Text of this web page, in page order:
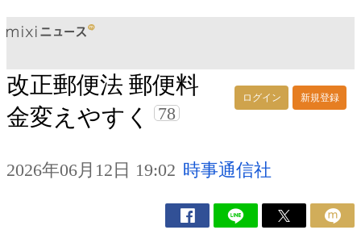
ログイン 新規登録
改正郵便法 郵便料
金変えやすく
78
2026年06月12日 19:02 時事通信社